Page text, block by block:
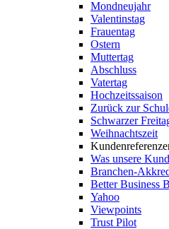
Mondneujahr
Valentinstag
Frauentag
Ostern
Muttertag
Abschluss
Vatertag
Hochzeitssaison
Zurück zur
Schwarzer
Weihnachtszeit
Was unsere
Branchen-
Better Business
Yahoo
Viewpoints
Trust Pilot